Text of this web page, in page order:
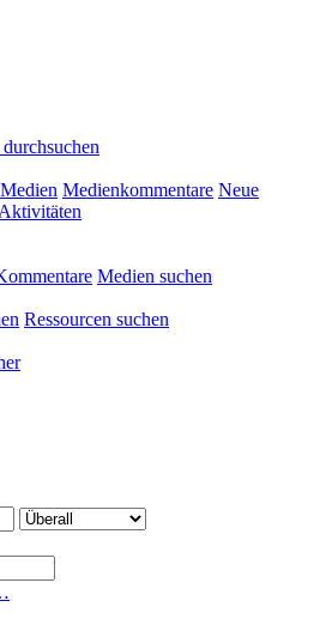
Medienkommentare Neue
Medien suchen
Ressourcen suchen